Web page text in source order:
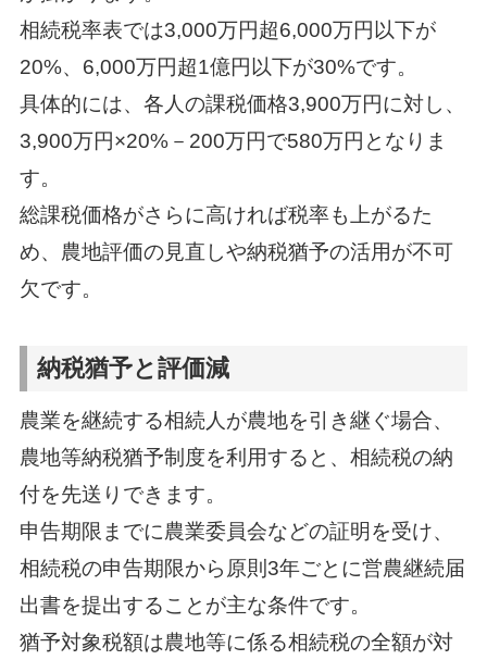
相続税率表では3,000万円超6,000万円以下が
20%、6,000万円超1億円以下が30%です。
具体的には、各人の課税価格3,900万円に対し、
3,900万円×20%－200万円で580万円となりま
す。
総課税価格がさらに高ければ税率も上がるた
め、農地評価の見直しや納税猶予の活用が不可
欠です。
納税猶予と評価減
農業を継続する相続人が農地を引き継ぐ場合、
農地等納税猶予制度を利用すると、相続税の納
付を先送りできます。
申告期限までに農業委員会などの証明を受け、
相続税の申告期限から原則3年ごとに営農継続届
出書を提出することが主な条件です。
猶予対象税額は農地等に係る相続税の全額が対